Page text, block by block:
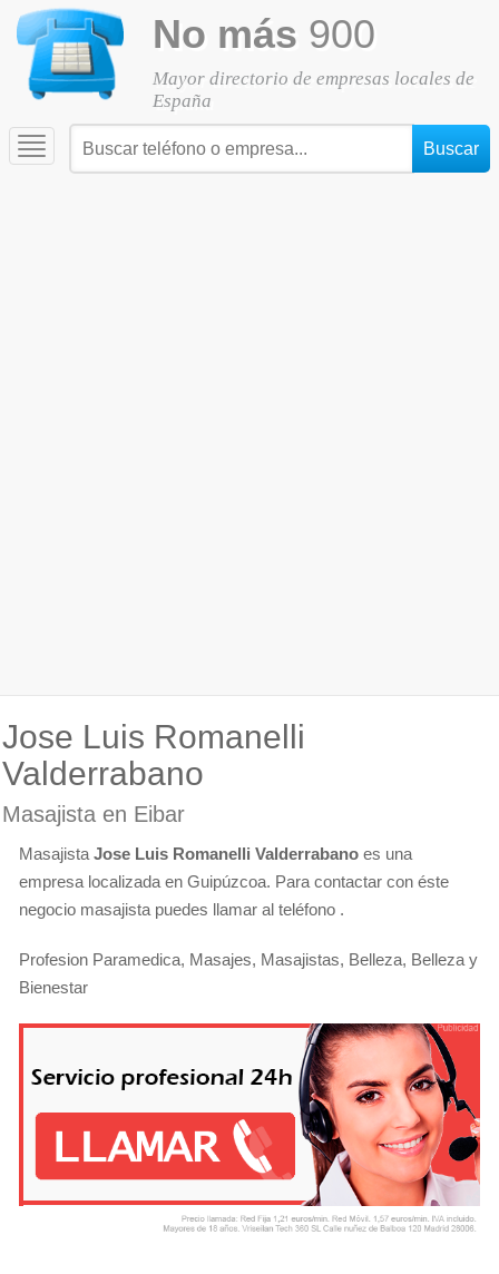
No más 900
Mayor directorio de empresas locales de
España
Toggle
navigation
Jose Luis Romanelli
Valderrabano
Masajista en Eibar
Masajista Jose Luis Romanelli Valderrabano es una
empresa localizada en Guipúzcoa. Para contactar con éste
negocio masajista puedes llamar al teléfono .
Profesion Paramedica, Masajes, Masajistas, Belleza, Belleza y
Bienestar